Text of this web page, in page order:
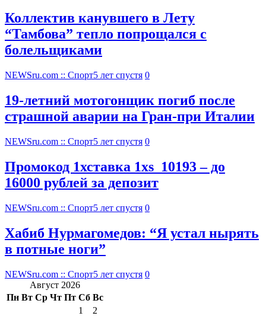
Коллектив канувшего в Лету
“Тамбова” тепло попрощался с
болельщиками
NEWSru.com :: Спорт5 лет спустя 0
19-летний мотогонщик погиб после
страшной аварии на Гран-при Италии
NEWSru.com :: Спорт5 лет спустя 0
Промокод 1хставка 1xs_10193 – до
16000 рублей за депозит
NEWSru.com :: Спорт5 лет спустя 0
Хабиб Нурмагомедов: “Я устал нырять
в потные ноги”
NEWSru.com :: Спорт5 лет спустя 0
Август 2026
Пн Вт Ср Чт Пт Сб Вс
1
2